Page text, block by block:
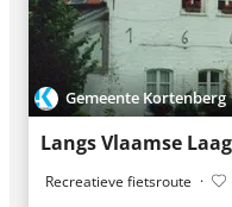
Gemeente Kortenberg
Recreatieve fietsroute ·